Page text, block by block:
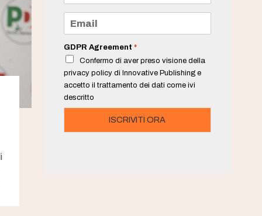
m
e
a
i
*
GDPR Agreement *
Confermo di aver preso visione della
privacy policy di Innovative Publishing e
accetto il trattamento dei dati come ivi
descritto
ISCRIVITI ORA